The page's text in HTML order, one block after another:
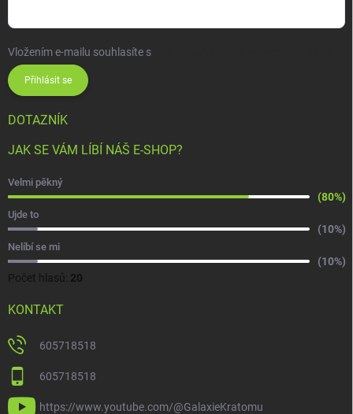
Vložením e-mailu souhlasíte s
Přihlásit se
DOTAZNÍK
JAK SE VÁM LÍBÍ NÁŠ E-SHOP?
Velmi pěkný
(80%)
Ujde to
(10%)
Nelíbí se mi
(10%)
Počet hlasů: 20
KONTAKT
605718518
605718518
https://www.youtube.com/@GalaxieKratomu